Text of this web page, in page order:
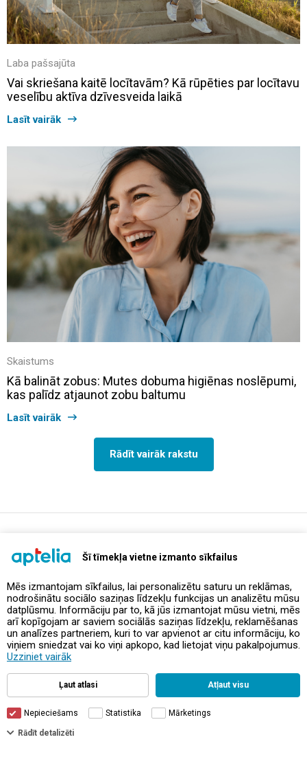
Šī tīmekļa vietne izmanto sīkfailus
Mēs izmantojam sīkfailus, lai personalizētu saturu un reklāmas,
nodrošinātu sociālo saziņas līdzekļu funkcijas un analizētu mūsu
datplūsmu. Informāciju par to, kā jūs izmantojat mūsu vietni, mēs
arī kopīgojam ar saviem sociālās saziņas līdzekļu, reklamēšanas
un analīzes partneriem, kuri to var apvienot ar citu informāciju, ko
viņiem sniedzat vai ko viņi apkopo, kad lietojat viņu pakalpojumus.
Uzziniet vairāk
Ļaut atlasi Atļaut visu
Nepieciešams Statistika Mārketings
Rādīt detalizēti
Laba pašsajūta
Vai skriešana kaitē locītavām? Kā rūpēties par locītavu
veselību aktīva dzīvesveida laikā
Lasīt vairāk
Skaistums
Kā balināt zobus: Mutes dobuma higiēnas noslēpumi,
kas palīdz atjaunot zobu baltumu
Lasīt vairāk
Rādīt vairāk rakstu
Piedāvājumi un akcijas
Kontakti